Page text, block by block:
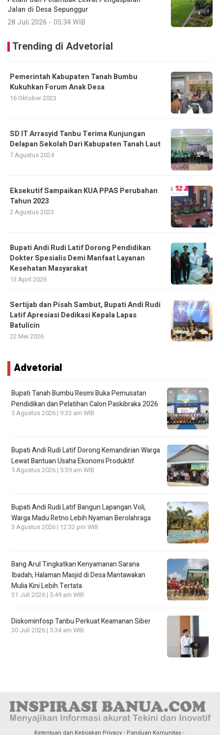
Jalan di Desa Sepunggur
28 Juli 2026 - 05:34 WIB
Trending di Advetorial
Pemerintah Kabupaten Tanah Bumbu
Kukuhkan Forum Anak Desa
16 Oktober 2023
SD IT Arrasyid Tanbu Terima Kunjungan
Delapan Sekolah Dari Kabupaten Tanah Laut
7 Agustus 2024
Eksekutif Sampaikan KUA PPAS Perubahan
Tahun 2023
2 Agustus 2023
Bupati Andi Rudi Latif Dorong Pendidikan
Dokter Spesialis Demi Manfaat Layanan
Kesehatan Masyarakat
13 April 2026
Sertijab dan Pisah Sambut, Bupati Andi Rudi
Latif Apresiasi Dedikasi Kepala Lapas
Batulicin
22 Mei 2026
Advetorial
Bupati Tanah Bumbu Resmi Buka Pemusatan
Pendidikan dan Pelatihan Calon Paskibraka 2026
5 Agustus 2026 | 9:33 am WIB
Bupati Andi Rudi Latif Dorong Kemandirian Warga
Lewat Bantuan Usaha Ekonomi Produktif
5 Agustus 2026 | 5:39 am WIB
Bupati Andi Rudi Latif Bangun Lapangan Voli,
Warga Madu Retno Lebih Nyaman Berolahraga
3 Agustus 2026 | 12:32 pm WIB
Bang Arul Tingkatkan Kenyamanan Sarana
Ibadah, Halaman Masjid di Desa Mantawakan
Mulia Kini Lebih Tertata
31 Juli 2026 | 5:49 am WIB
Diskominfosp Tanbu Perkuat Keamanan Siber
30 Juli 2026 | 5:34 am WIB
Ketentuan dan Kebijakan Privacy Panduan Komunitas